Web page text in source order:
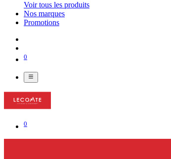
Voir tous les produits
Nos marques
Promotions
0
0